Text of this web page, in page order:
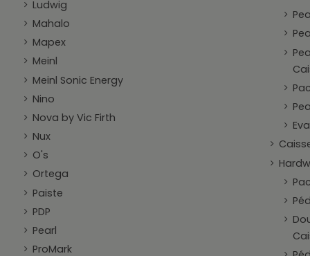
Ludwig
Mahalo
Mapex
Meinl
Meinl Sonic Energy
Nino
Nova by Vic Firth
Nux
O's
Ortega
Paiste
PDP
Pearl
ProMark